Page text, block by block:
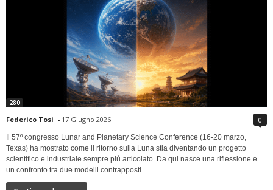
280
Federico Tosi - 17 Giugno 2026 0
Il 57º congresso Lunar and Planetary Science Conference (16-20 marzo,
Texas) ha mostrato come il ritorno sulla Luna stia diventando un progetto
scientifico e industriale sempre più articolato. Da qui nasce una riflessione e
un confronto tra due modelli contrapposti.